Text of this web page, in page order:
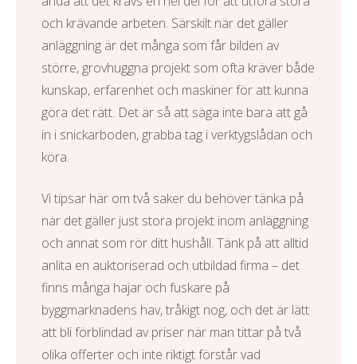
och krävande arbeten. Särskilt när det gäller
anläggning är det många som får bilden av
större, grovhuggna projekt som ofta kräver både
kunskap, erfarenhet och maskiner för att kunna
göra det rätt. Det är så att säga inte bara att gå
in i snickarboden, grabba tag i verktygslådan och
köra.
Vi tipsar här om två saker du behöver tänka på
när det gäller just stora projekt inom anläggning
och annat som rör ditt hushåll. Tänk på att alltid
anlita en auktoriserad och utbildad firma – det
finns många hajar och fuskare på
byggmarknadens hav, tråkigt nog, och det är lätt
att bli förblindad av priser när man tittar på två
olika offerter och inte riktigt förstår vad